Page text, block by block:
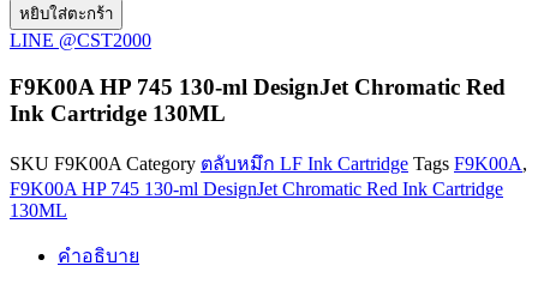
F9K00A
HP
745
130-
ml
DesignJet
Red
Ink
Cartridge
หยิบใส่ตะกร้า
LINE @CST2000
F9K00A HP 745 130-ml DesignJet Chromatic Red
Ink Cartridge 130ML
SKU F9K00A Category ตลับหมึก LF Ink Cartridge Tags F9K00A,
F9K00A HP 745 130-ml DesignJet Chromatic Red Ink Cartridge
130ML
คำอธิบาย